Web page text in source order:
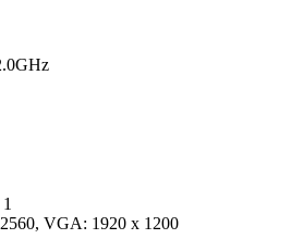
VGA: 1920 x 1200